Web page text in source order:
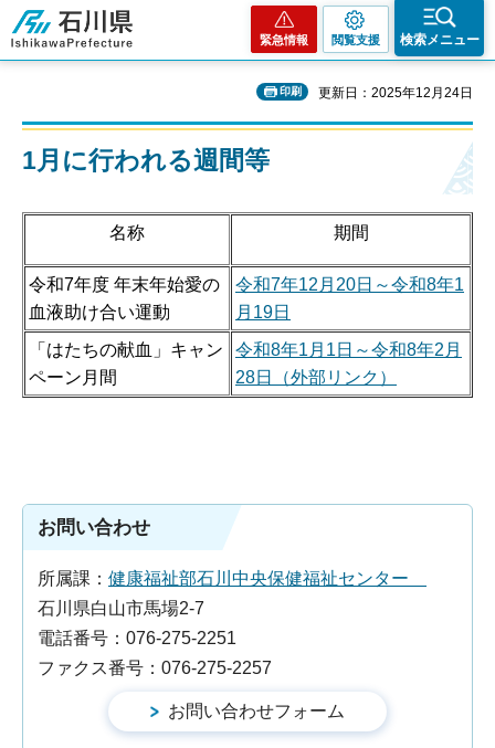
石川県
緊急情報 閲覧支援 検索メニュー
印刷 更新日：2025年12月24日
1月に行われる週間等
名称 期間
令和7年度 年末年始愛の
血液助け合い運動
令和7年12月20日～令和8年1
月19日
「はたちの献血」キャン
ペーン月間
令和8年1月1日～令和8年2月
28日（外部リンク）
お問い合わせ
所属課： 健康福祉部石川中央保健福祉センター
石川県白山市馬場2-7
電話番号：076-275-2251
ファクス番号：076-275-2257